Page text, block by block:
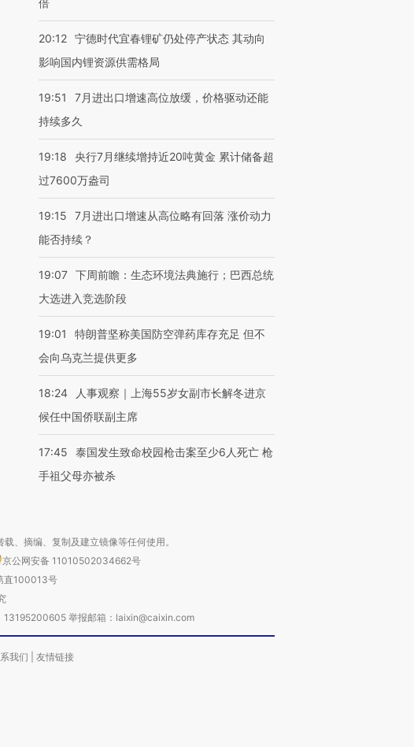
倍
20:12 宁德时代宜春锂矿仍处停产状态 其动向
影响国内锂资源供需格局
19:51
7月进出口增速高位放缓，价格驱动还能
持续多久
19:18
央行7月继续增持近20吨黄金 累计储备超
过7600万盎司
19:15
7月进出口增速从高位略有回落 涨价动力
能否持续？
19:07 下周前瞻：生态环境法典施行；巴西总统
大选进入竞选阶段
19:01
特朗普坚称美国防空弹药库存充足 但不
会向乌克兰提供更多
18:24
人事观察｜上海55岁女副市长解冬进京
候任中国侨联副主席
17:45
泰国发生致命校园枪击案至少6人死亡 枪
手祖父母亦被杀
、摘编、复制及建立镜像等任何使用。
京公网安备 11010502034662号
直100013号
举报邮箱：laixin@caixin.com
我们 友情链接